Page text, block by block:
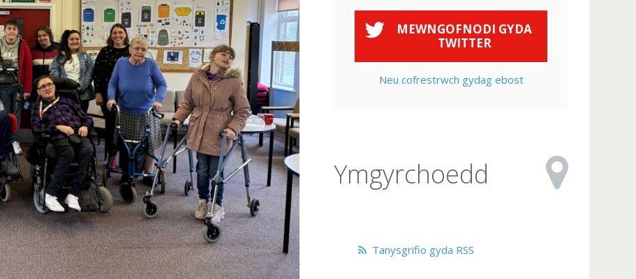
MEWNGOFNODI GYDA
TWITTER
Neu cofrestrwch gydag ebost
Ymgyrchoedd
Tanysgrifio gyda RSS